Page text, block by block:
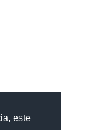
este